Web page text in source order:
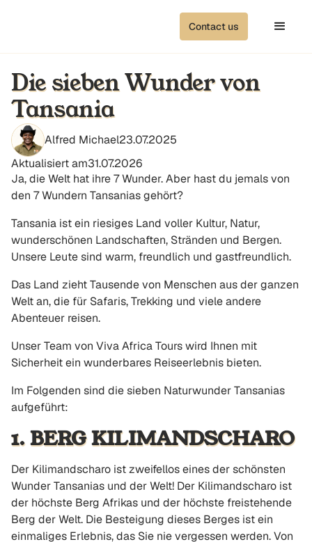
Contact us
Die sieben Wunder von
Tansania
Alfred Michael23.07.2025
Aktualisiert am31.07.2026
Ja, die Welt hat ihre 7 Wunder. Aber hast du jemals von
den 7 Wundern Tansanias gehört?
Tansania ist ein riesiges Land voller Kultur, Natur,
wunderschönen Landschaften, Stränden und Bergen.
Unsere Leute sind warm, freundlich und gastfreundlich.
Das Land zieht Tausende von Menschen aus der ganzen
Welt an, die für Safaris, Trekking und viele andere
Abenteuer reisen.
Unser Team von Viva Africa Tours wird Ihnen mit
Sicherheit ein wunderbares Reiseerlebnis bieten.
Im Folgenden sind die sieben Naturwunder Tansanias
aufgeführt:
1. BERG KILIMANDSCHARO
Der Kilimandscharo ist zweifellos eines der schönsten
Wunder Tansanias und der Welt! Der Kilimandscharo ist
der höchste Berg Afrikas und der höchste freistehende
Berg der Welt. Die Besteigung dieses Berges ist ein
einmaliges Erlebnis, das Sie nie vergessen werden. Von